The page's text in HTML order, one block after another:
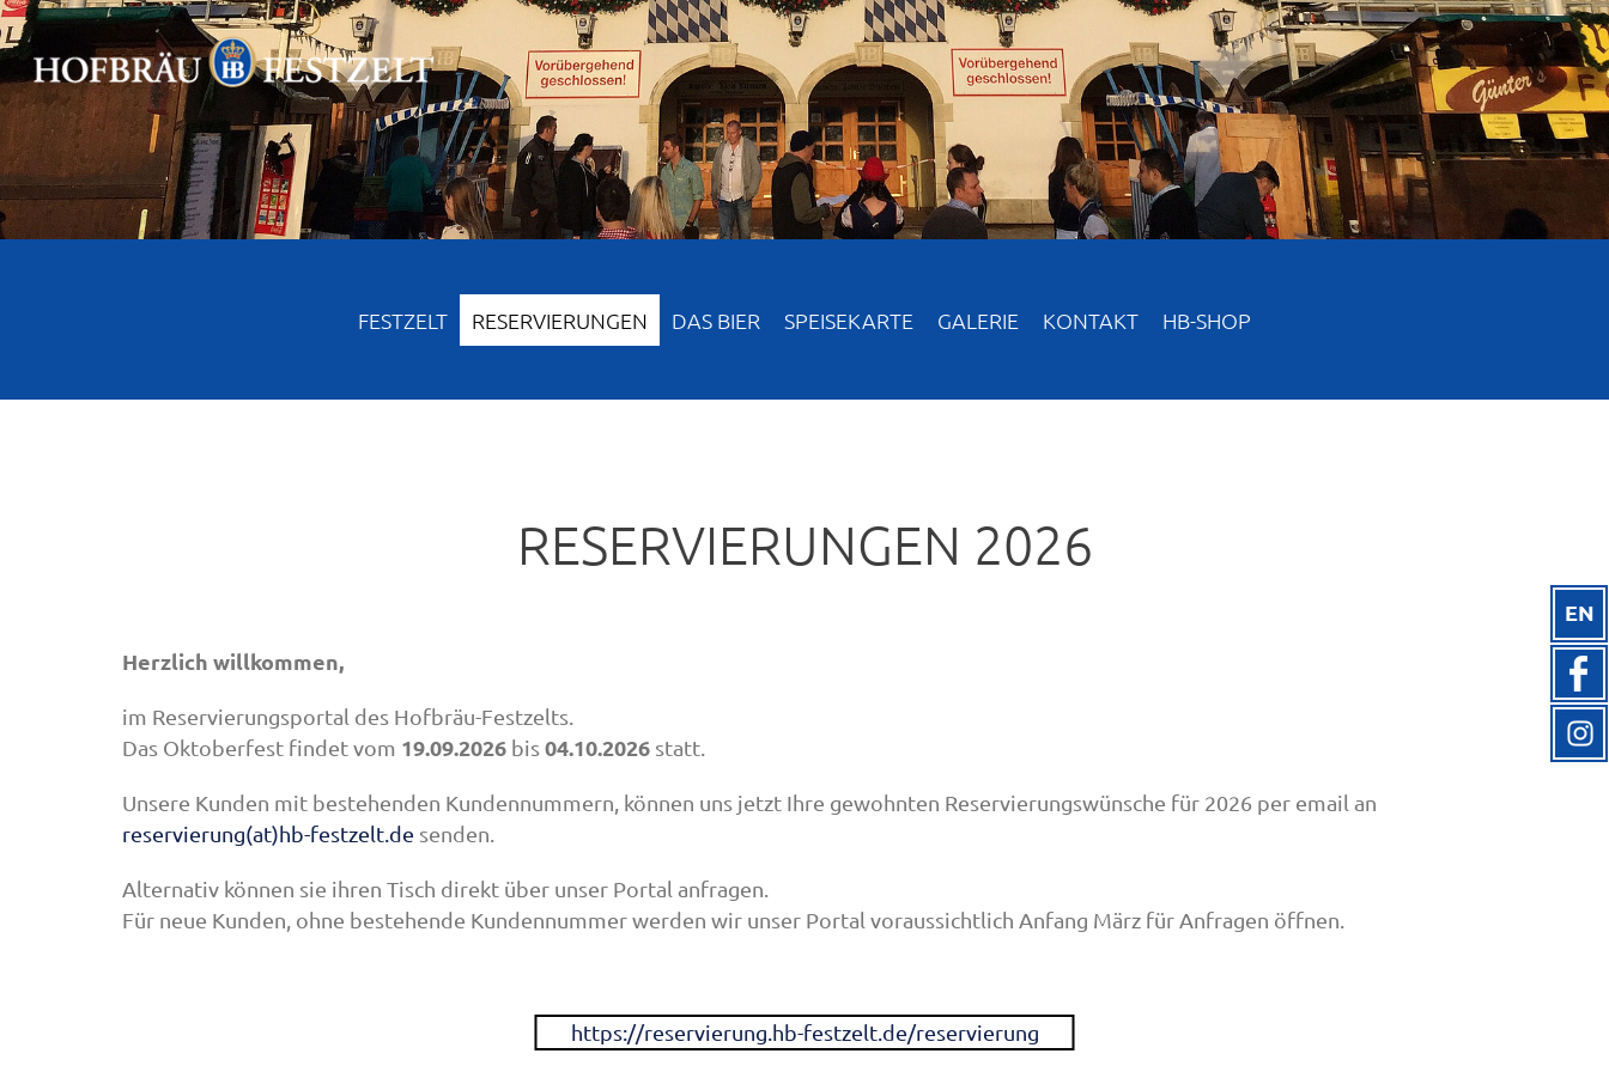
FESTZELT RESERVIERUNGEN DAS BIER SPEISEKARTE GALERIE KONTAKT HB-SHOP
EN
RESERVIERUNGEN 2026
Herzlich willkommen,
im Reservierungsportal des Hofbräu-Festzelts.
Das Oktoberfest findet vom 19.09.2026 bis04.10.2026 statt.
Unsere Kunden mit bestehenden Kundennummern, können uns jetzt Ihre gewohnten Reservierungswünsche für 2026 per email an
reservierung(at)hb-festzelt.de senden.
Alternativ können sie ihren Tisch direkt über unser Portal anfragen.
Für neue Kunden, ohne bestehende Kundennummer werden wir unser Portal voraussichtlich Anfang März für Anfragen öffnen.
https://reservierung.hb-festzelt.de/reservierung